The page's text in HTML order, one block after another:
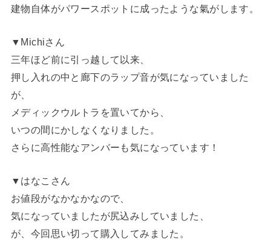
建物自体がパワースポットに成ったような氣がします。
▼Michiさん
三年ほど前に引っ越して以来、
押し入れの中と廊下のラップ音が気になっていました
が、
メディックウルトラを置いてから、
いつの間にかしなくなりました。
さらに高性能なアンバーも気になっています！
▼はなこさん
お値段がなかなかなので、
気になっていましたが尻込みしていました、
が、今回思い切って購入してみました。